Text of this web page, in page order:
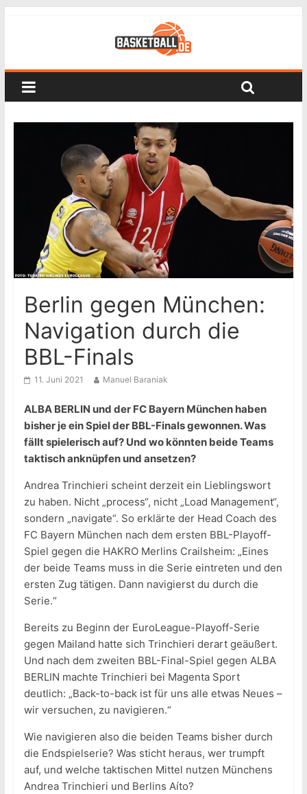
Berlin gegen München:
Navigation durch die
BBL-Finals
11. Juni 2021 Manuel Baraniak
ALBA BERLIN und der FC Bayern München haben
bisher je ein Spiel der BBL-Finals gewonnen. Was
fällt spielerisch auf? Und wo könnten beide Teams
taktisch anknüpfen und ansetzen?
Andrea Trinchieri scheint derzeit ein Lieblingswort
zu haben. Nicht „process“, nicht „Load Management“,
sondern „navigate“. So erklärte der Head Coach des
FC Bayern München nach dem ersten BBL-Playoff-
Spiel gegen die HAKRO Merlins Crailsheim: „Eines
der beide Teams muss in die Serie eintreten und den
ersten Zug tätigen. Dann navigierst du durch die
Serie.“
Bereits zu Beginn der EuroLeague-Playoff-Serie
gegen Mailand hatte sich Trinchieri derart geäußert.
Und nach dem zweiten BBL-Final-Spiel gegen ALBA
BERLIN machte Trinchieri bei Magenta Sport
deutlich: „Back-to-back ist für uns alle etwas Neues –
wir versuchen, zu navigieren.“
Wie navigieren also die beiden Teams bisher durch
die Endspielserie? Was sticht heraus, wer trumpft
auf, und welche taktischen Mittel nutzen Münchens
Andrea Trinchieri und Berlins Aíto?